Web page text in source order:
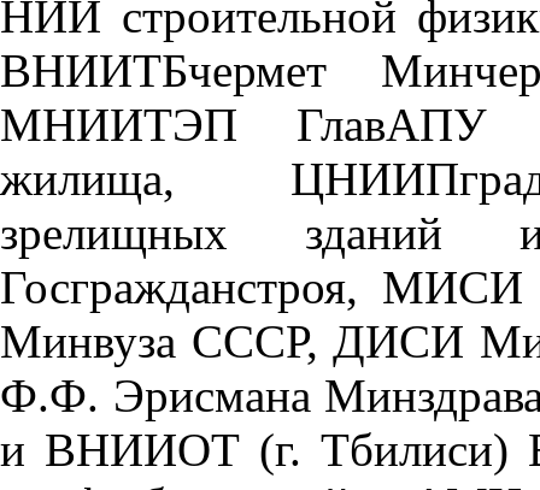
НИИ строительной
ВНИИТБчермет
МНИИТЭП ГлавАПУ
жилища,
зрелищных зданий
Госгражданстроя,
Минвуза СССР, ДИСИ
Ф.Ф. Эрисмана
и ВНИИОТ (г. Тбилиси)